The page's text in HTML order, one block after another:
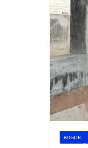
BOGOR